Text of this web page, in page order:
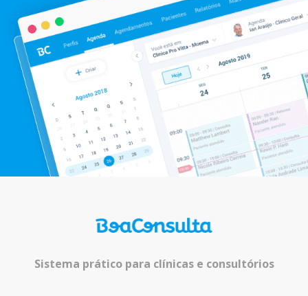
Sistema prático para clínicas e consultórios